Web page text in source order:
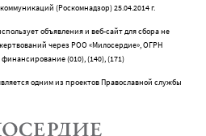
(Роскомнадзор) 25.04.2014 г.
объявления и веб-сайт для сбора не
через РОО «Милосердие», ОГРН
финансирование (010), (140), (171)
одним из проектов Православной службы